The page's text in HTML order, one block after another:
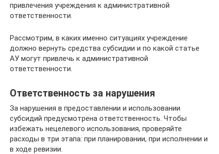
привлечения учреждения к административной
ответственности.
Рассмотрим, в каких именно ситуациях учреждение
должно вернуть средства субсидии и по какой статье
АУ могут привлечь к административной
ответственности.
Ответственность за нарушения
За нарушения в предоставлении и использовании
субсидий предусмотрена ответственность. Чтобы
избежать нецелевого использования, проверяйте
расходы в три этапа: при планировании, при исполнении и
в ходе ревизии.